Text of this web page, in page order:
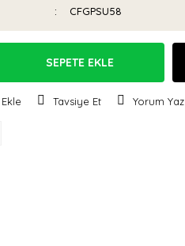
CFGPSU58
SEPETE EKLE
Tavsiye Et Yorum Yaz